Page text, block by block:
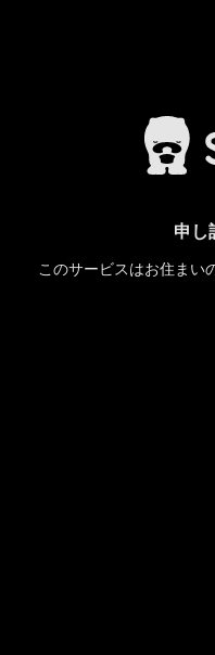
申し
このサービスはお住まい